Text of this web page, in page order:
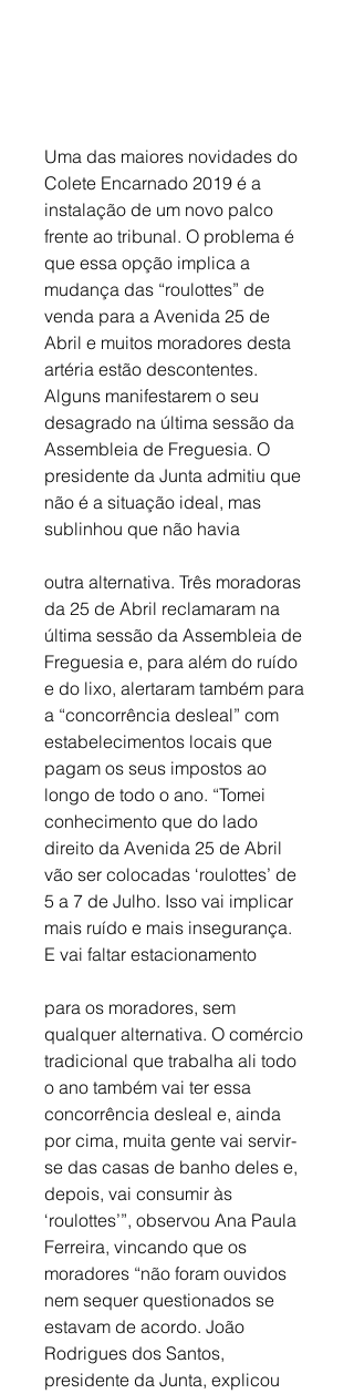
Uma das maiores novidades do
Colete Encarnado 2019 é a
instalação de um novo palco
frente ao tribunal. O problema é
que essa opção implica a
mudança das “roulottes” de
venda para a Avenida 25 de
Abril e muitos moradores desta
artéria estão descontentes.
Alguns manifestarem o seu
desagrado na última sessão da
Assembleia de Freguesia. O
presidente da Junta admitiu que
não é a situação ideal, mas
sublinhou que não havia
outra alternativa. Três moradoras
da 25 de Abril reclamaram na
última sessão da Assembleia de
Freguesia e, para além do ruído
e do lixo, alertaram também para
a “concorrência desleal” com
estabelecimentos locais que
pagam os seus impostos ao
longo de todo o ano. “Tomei
conhecimento que do lado
direito da Avenida 25 de Abril
vão ser colocadas ‘roulottes’ de
5 a 7 de Julho. Isso vai implicar
mais ruído e mais insegurança.
E vai faltar estacionamento
para os moradores, sem
qualquer alternativa. O comércio
tradicional que trabalha ali todo
o ano também vai ter essa
concorrência desleal e, ainda
por cima, muita gente vai servir-
se das casas de banho deles e,
depois, vai consumir às
‘roulottes’”, observou Ana Paula
Ferreira, vincando que os
moradores “não foram ouvidos
nem sequer questionados se
estavam de acordo. João
Rodrigues dos Santos,
presidente da Junta, explicou